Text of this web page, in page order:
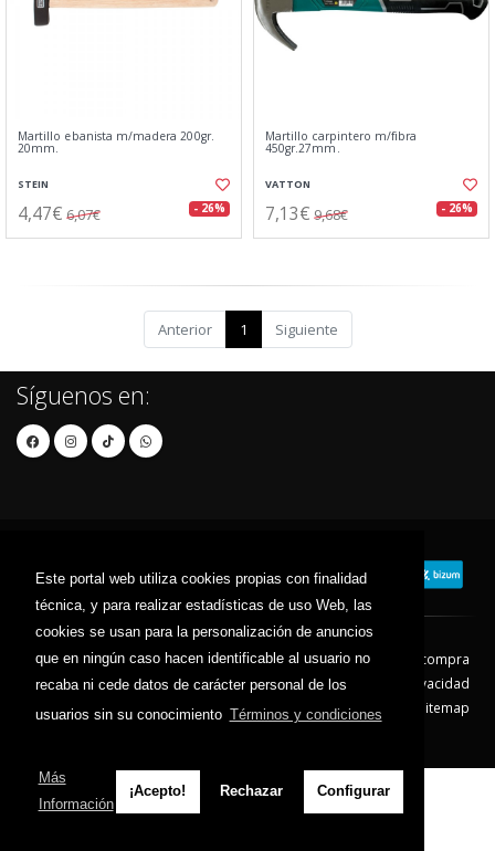
Este portal web utiliza cookies propias con finalidad
técnica, y para realizar estadísticas de uso Web, las
cookies se usan para la personalización de anuncios
que en ningún caso hacen identificable al usuario no
recaba ni cede datos de carácter personal de los
usuarios sin su conocimiento Términos y condiciones
Más
Información
¡Acepto! Rechazar Configurar
Martillo ebanista m/madera 200gr.
20mm.
STEIN
4,47€ 6,07€ - 26%
Martillo carpintero m/fibra
450gr.27mm.
VATTON
7,13€ 9,68€ - 26%
Anterior 1 Siguiente
Síguenos en:
Contacto Aviso Legal
Condiciones de compra
Política de envíos
Política de devolución
Política de Privacidad
Política de Cookies
Sitemap